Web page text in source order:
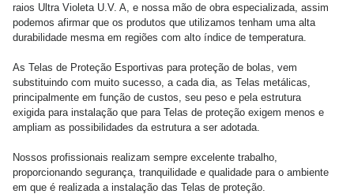
raios Ultra Violeta U.V. A, e nossa mão de obra especializada, assim
podemos afirmar que os produtos que utilizamos tenham uma alta
durabilidade mesma em regiões com alto índice de temperatura.
As Telas de Proteção Esportivas para proteção de bolas, vem
substituindo com muito sucesso, a cada dia, as Telas metálicas,
principalmente em função de custos, seu peso e pela estrutura
exigida para instalação que para Telas de proteção exigem menos e
ampliam as possibilidades da estrutura a ser adotada.
Nossos profissionais realizam sempre excelente trabalho,
proporcionando segurança, tranquilidade e qualidade para o ambiente
em que é realizada a instalação das Telas de proteção.